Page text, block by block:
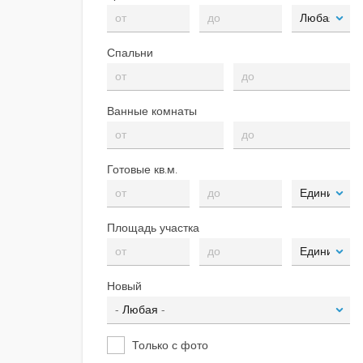
Спальни
Ванные комнаты
Готовые кв.м.
Площадь участка
Новый
Только с фото